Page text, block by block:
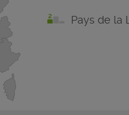
Pays de la